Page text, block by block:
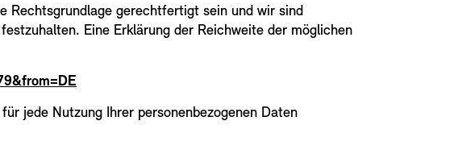
Rechtsgrundlage gerechtfertigt sein und wir sind
Eine Erklärung der Reichweite der möglichen
jede Nutzung Ihrer personenbezogenen Daten